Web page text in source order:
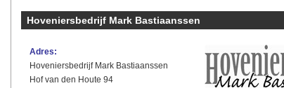
Hoveniersbedrijf Mark Bastiaanssen
Adres:
Hoveniersbedrijf Mark Bastiaanssen
Hof van den Houte 94